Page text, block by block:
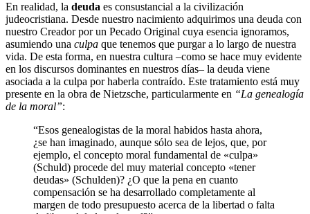
En realidad, la deuda es consustancial a la civilización
judeocristiana. Desde nuestro nacimiento adquirimos una deuda con
nuestro Creador por un Pecado Original cuya esencia ignoramos,
asumiendo una culpa que tenemos que purgar a lo largo de nuestra
vida. De esta forma, en nuestra cultura –como se hace muy evidente
en los discursos dominantes en nuestros días– la deuda viene
asociada a la culpa por haberla contraído. Este tratamiento está muy
presente en la obra de Nietzsche, particularmente en “La genealogía
de la moral”:
“Esos genealogistas de la moral habidos hasta ahora,
¿se han imaginado, aunque sólo sea de lejos, que, por
ejemplo, el concepto moral fundamental de «culpa»
(Schuld) procede del muy material concepto «tener
deudas» (Schulden)? ¿O que la pena en cuanto
compensación se ha desarrollado completamente al
margen de todo presupuesto acerca de la libertad o falta